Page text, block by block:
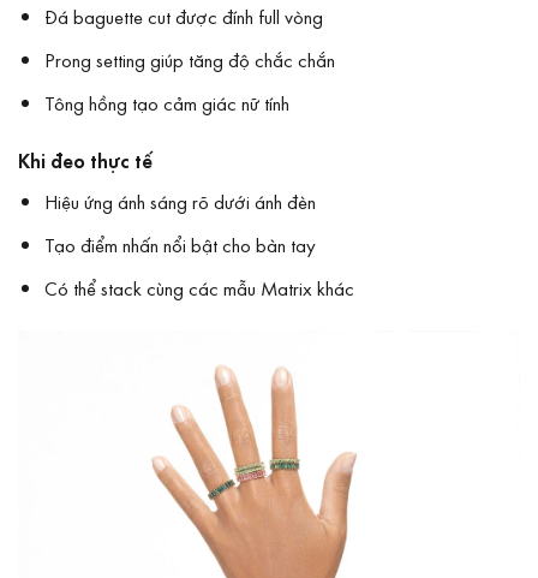
Đá baguette cut được đính full vòng
Prong setting giúp tăng độ chắc chắn
Tông hồng tạo cảm giác nữ tính
Khi đeo thực tế
Hiệu ứng ánh sáng rõ dưới ánh đèn
Tạo điểm nhấn nổi bật cho bàn tay
Có thể stack cùng các mẫu Matrix khác